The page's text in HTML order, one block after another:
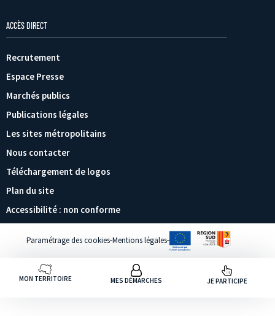
ACCÈS DIRECT
Recrutement
Espace Presse
Marchés publics
Publications légales
Les sites métropolitains
Nous contacter
Téléchargement de logos
Plan du site
Accessibilité : non conforme
Paramétrage des cookies Mentions légales
MON TERRITOIRE MES DÉMARCHES JE PARTICIPE